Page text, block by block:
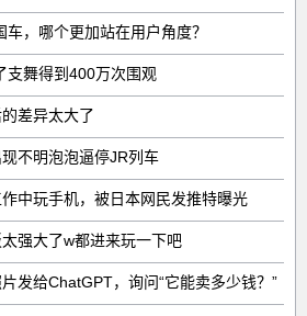
，哪个更加站在用户角度？
支舞得到400万次围观
差异太大了
不明泡泡逼停JR列车
中玩手机，被日本网民发推特曝光
强大了w都进来玩一下吧
发给ChatGPT，询问“它能卖多少钱？”